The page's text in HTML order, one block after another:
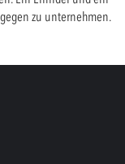
zu unternehmen.